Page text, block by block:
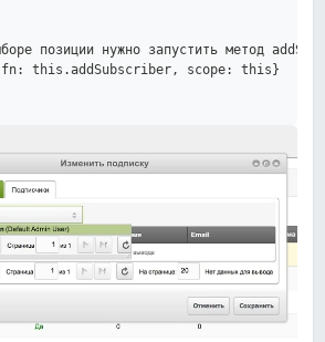
позиции нужно запустить метод
this.addSubscriber, scope: this}